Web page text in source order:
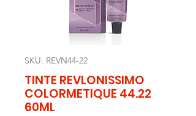
SKU: REVN44-22
TINTE REVLONISSIMO
COLORMETIQUE 44.22
60ML